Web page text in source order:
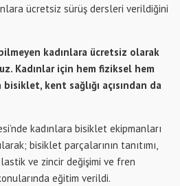
ücretsiz sürüş dersleri verildiğini
kadınlara ücretsiz olarak
Kadınlar için hem fiziksel hem
kent sağlığı açısından da
kadınlara bisiklet ekipmanları
bisiklet parçalarının tanıtımı,
ve zincir değişimi ve fren
eğitim verildi.